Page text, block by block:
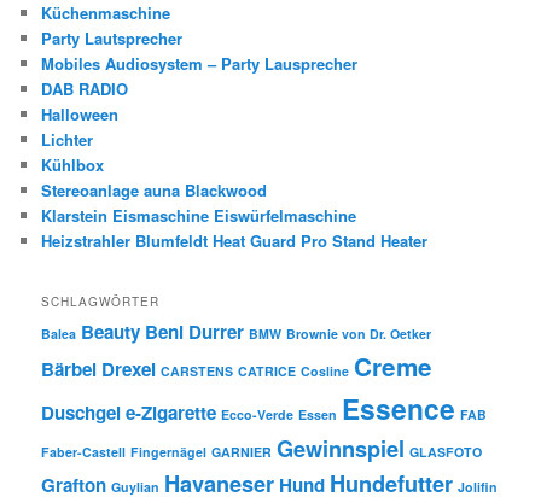
Küchenmaschine
Party Lautsprecher
Mobiles Audiosystem – Party Lausprecher
DAB RADIO
Halloween
Lichter
Kühlbox
Stereoanlage auna Blackwood
Klarstein Eismaschine Eiswürfelmaschine
Heizstrahler Blumfeldt Heat Guard Pro Stand Heater
SCHLAGWÖRTER
Balea Beauty Beni Durrer BMW Brownie von Dr. Oetker
Bärbel Drexel CARSTENS CATRICE Cosline Creme
Duschgele-Zigarette Ecco-Verde Essen Essence FAB
Faber-Castell Fingernägel GARNIER Gewinnspiel GLASFOTO
Grafton Guylian Havaneser Hund Hundefutter Jolifin